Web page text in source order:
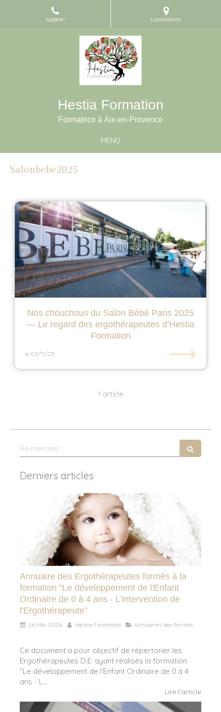
Appeler Localisation
Hestia Formation
Formatrice à Aix-en-Provence
MENU
Salonbebe2025
Nos chouchous du Salon Bébé Paris 2025
— Le regard des ergothérapeutes d’Hestia
Formation
le 03/11/25 ⟶
1 article
Rechercher
Derniers articles
Annuaire des Ergothérapeutes formés à la
formation "Le développement de l'Enfant
Ordinaire de 0 à 4 ans - L'intervention de
l'Ergothérapeute"
26 Mai 2026 Hestia Formation Annuaires des formés
Ce document a pour objectif de répertorier les
Ergothérapeutes D.E. ayant réalisés la formation
"Le développement de l'Enfant Ordinaire de 0 à 4
ans - L...
Lire l'article